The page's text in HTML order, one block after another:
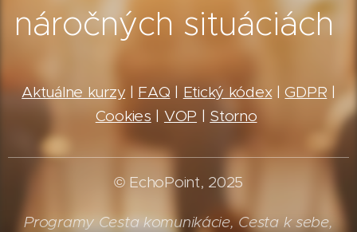
náročných situáciách
Aktuálne kurzy | FAQ | Etický kódex|GDPR |
Cookies | VOP | Storno
© EchoPoint, 2025
Programy Cesta komunikácie, Cesta k sebe,